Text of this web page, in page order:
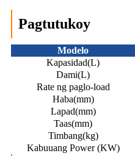
Pagtutukoy
Modelo
Kapasidad(L)
Dami(L)
Rate ng paglo-load
Haba(mm)
Lapad(mm)
Taas(mm)
Timbang(kg)
Kabuuang Power (KW)